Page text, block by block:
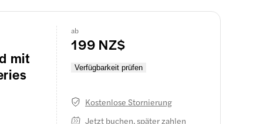
und
mit
ab
199 NZ$
Verfügbarkeit prüfen
Kostenlose Stornierung
Jetzt buchen, später zahlen